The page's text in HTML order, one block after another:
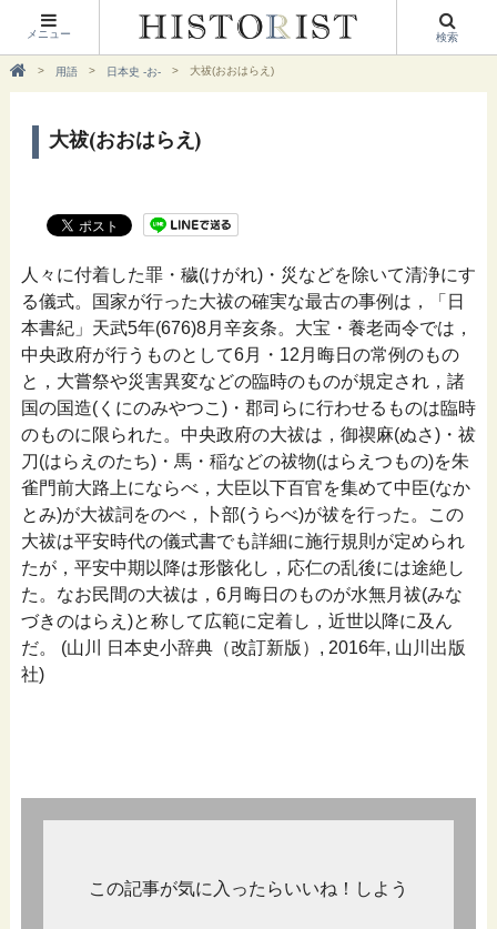
メニュー 検索
用語 日本史 -お- 大祓(おおはらえ)
大祓(おおはらえ)
人々に付着した罪・穢(けがれ)・災などを除いて清浄にす
る儀式。国家が行った大祓の確実な最古の事例は，「日
本書紀」天武5年(676)8月辛亥条。大宝・養老両令では，
中央政府が行うものとして6月・12月晦日の常例のもの
と，大嘗祭や災害異変などの臨時のものが規定され，諸
国の国造(くにのみやつこ)・郡司らに行わせるものは臨時
のものに限られた。中央政府の大祓は，御禊麻(ぬさ)・祓
刀(はらえのたち)・馬・稲などの祓物(はらえつもの)を朱
雀門前大路上にならべ，大臣以下百官を集めて中臣(なか
とみ)が大祓詞をのべ，卜部(うらべ)が祓を行った。この
大祓は平安時代の儀式書でも詳細に施行規則が定められ
たが，平安中期以降は形骸化し，応仁の乱後には途絶し
た。なお民間の大祓は，6月晦日のものが水無月祓(みな
づきのはらえ)と称して広範に定着し，近世以降に及ん
だ。 (山川 日本史小辞典（改訂新版）, 2016年, 山川出版
社)
この記事が気に入ったらいいね！しよう